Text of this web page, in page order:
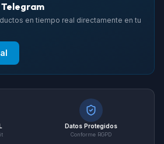
en tiempo real directamente en tu
Datos Protegidos
Conforme RGPD